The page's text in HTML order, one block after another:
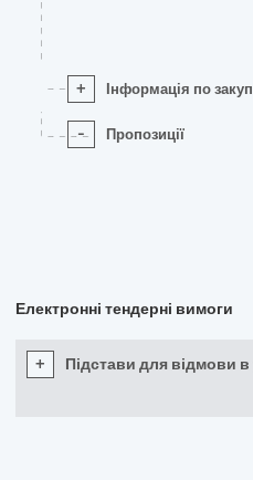
+ Інформація по
- Пропозиції
Електронні тендерні вимоги
+ Підстави для відмови в